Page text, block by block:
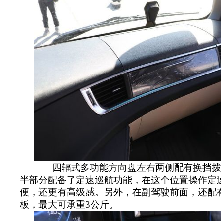
四辐式多功能方向盘左右两侧配有换挡拨
半部分配备了定速巡航功能，在这个位置操作定
便，还更有高级感。另外，在副驾驶前面，还配
板，最大可承重3公斤。